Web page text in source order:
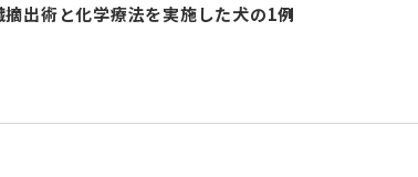
出術と化学療法を実施した犬の1例